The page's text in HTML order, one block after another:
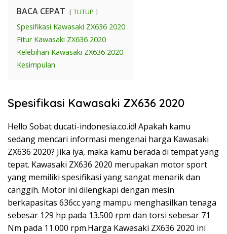
BACA CEPAT TUTUP
Spesifikasi Kawasaki ZX636 2020
Fitur Kawasaki ZX636 2020
Kelebihan Kawasaki ZX636 2020
Kesimpulan
Spesifikasi Kawasaki ZX636 2020
Hello Sobat ducati-indonesia.co.id! Apakah kamu
sedang mencari informasi mengenai harga Kawasaki
ZX636 2020? Jika iya, maka kamu berada di tempat yang
tepat. Kawasaki ZX636 2020 merupakan motor sport
yang memiliki spesifikasi yang sangat menarik dan
canggih. Motor ini dilengkapi dengan mesin
berkapasitas 636cc yang mampu menghasilkan tenaga
sebesar 129 hp pada 13.500 rpm dan torsi sebesar 71
Nm pada 11.000 rpm.Harga Kawasaki ZX636 2020 ini